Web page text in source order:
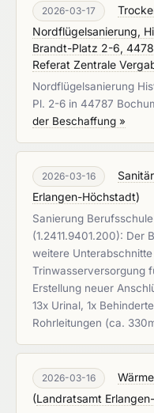
2026-03-17
Nordflügelsanierung,
Brandt-Platz 2-6,
Referat Zentrale
Nordflügelsanierung
Pl. 2-6 in 44787
der Beschaffung »
2026-03-16
Erlangen-Höchstadt)
Sanierung
(1.2411.9401.200): Der
weitere
Trinwasserversorgung
Erstellung neuer
13x Urinal, 1x
Rohrleitungen (ca.
2026-03-16
(Landratsamt